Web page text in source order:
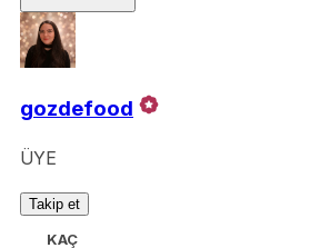
gozdefood
ÜYE
Takip et
KAÇ